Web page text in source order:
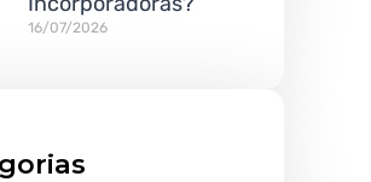
16/07/2026